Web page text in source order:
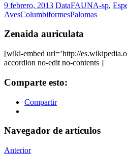
9 febrero, 2013 DataFAUNA-sp,
AvesColumbiformesPalomas
Zenaida auriculata
[wiki-embed url=’http://
accordion no-edit no-contents ]
Comparte esto:
Compartir
Navegador de artículos
Anterior